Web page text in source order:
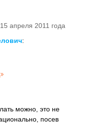
15 апреля 2011 года
:
можно, это не
посев